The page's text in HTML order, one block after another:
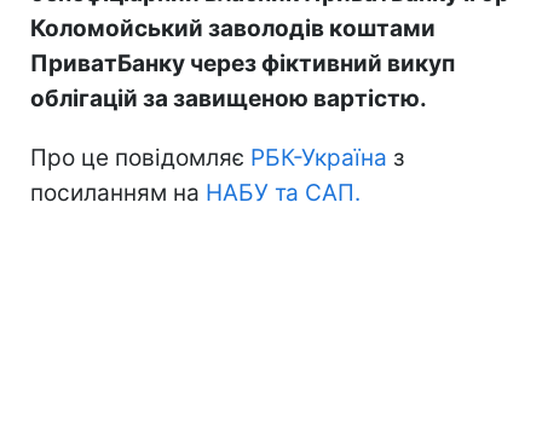
Коломойський заволодів коштами
ПриватБанку через фіктивний викуп
облігацій за завищеною вартістю.
Про це повідомляє РБК-Україна з
посиланням на НАБУ та САП.